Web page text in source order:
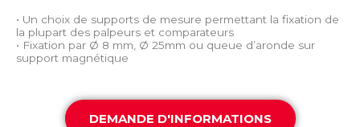
• Un choix de supports de mesure permettant la fixation de
la plupart des palpeurs et comparateurs
• Fixation par Ø 8 mm, Ø 25mm ou queue d’aronde sur
support magnétique
DEMANDE D'INFORMATIONS